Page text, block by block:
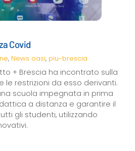
Covid
, News oasi, piu-brescia
+ Brescia ha incontrato sulla
le restrizioni da esso derivanti.
scuola impegnata in prima
a distanza e garantire il
gli studenti, utilizzando